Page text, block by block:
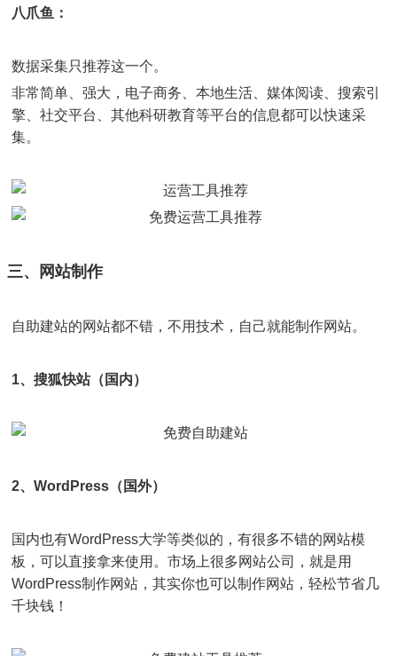
八爪鱼：
数据采集只推荐这一个。
非常简单、强大，电子商务、本地生活、媒体阅读、搜索引
擎、社交平台、其他科研教育等平台的信息都可以快速采
集。
三、网站制作
自助建站的网站都不错，不用技术，自己就能制作网站。
1、搜狐快站（国内）
2、WordPress（国外）
国内也有WordPress大学等类似的，有很多不错的网站模
板，可以直接拿来使用。市场上很多网站公司，就是用
WordPress制作网站，其实你也可以制作网站，轻松节省几
千块钱！